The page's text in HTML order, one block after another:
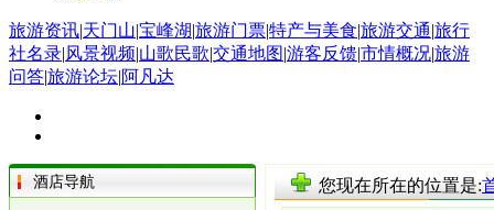
旅游资讯|天门山|宝峰湖|旅游门票|特产与美食|旅游交通|旅行
社名录|风景视频|山歌民歌|交通地图|游客反馈|市情概况|旅游
问答|旅游论坛|阿凡达
酒店导航 您现在所在的位置是: